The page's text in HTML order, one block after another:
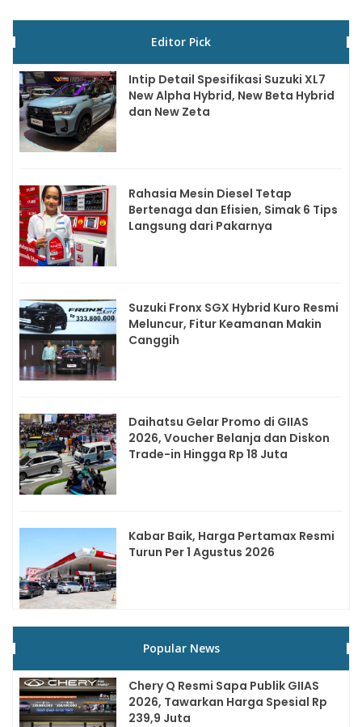
Editor Pick
Intip Detail Spesifikasi Suzuki XL7
New Alpha Hybrid, New Beta Hybrid
dan New Zeta
Rahasia Mesin Diesel Tetap
Bertenaga dan Efisien, Simak 6 Tips
Langsung dari Pakarnya
Suzuki Fronx SGX Hybrid Kuro Resmi
Meluncur, Fitur Keamanan Makin
Canggih
Daihatsu Gelar Promo di GIIAS
2026, Voucher Belanja dan Diskon
Trade-in Hingga Rp 18 Juta
Kabar Baik, Harga Pertamax Resmi
Turun Per 1 Agustus 2026
Popular News
Chery Q Resmi Sapa Publik GIIAS
2026, Tawarkan Harga Spesial Rp
239,9 Juta